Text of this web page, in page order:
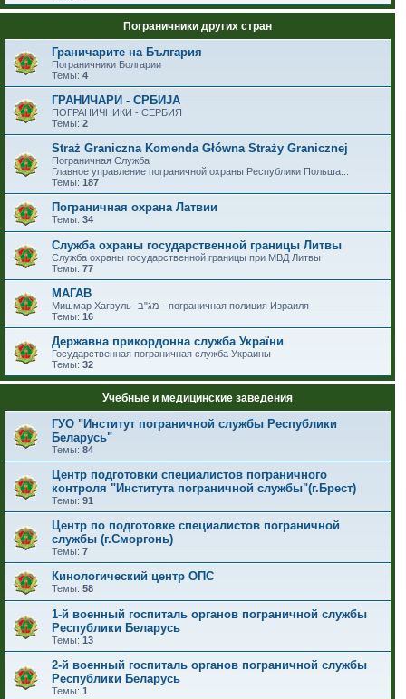
Пограничники других стран
Граничарите на България
Пограничники Болгарии
Темы: 4
ГРАНИЧАРИ - СРБИЈА
ПОГРАНИЧНИКИ - СЕРБИЯ
Темы: 2
Straż Graniczna Komenda Główna Straży Granicznej
Пограничная Служба
Главное управление пограничной охраны Республики Польша...
Темы: 187
Пограничная охрана Латвии
Темы: 34
Служба охраны государственной границы Литвы
Служба охраны государственной границы при МВД Литвы
Темы: 77
МАГАВ
Мишмар Хагвуль -מג"ב - пограничная полиция Израиля
Темы: 16
Державна прикордонна служба України
Государственная пограничная служба Украины
Темы: 32
Учебные и медицинские заведения
ГУО "Институт пограничной службы Республики
Беларусь"
Темы: 84
Центр подготовки специалистов пограничного
контроля "Института пограничной службы"(г.Брест)
Темы: 91
Центр по подготовке специалистов пограничной
службы (г.Сморгонь)
Темы: 7
Кинологический центр ОПС
Темы: 58
1-й военный госпиталь органов пограничной службы
Республики Беларусь
Темы: 13
2-й военный госпиталь органов пограничной службы
Республики Беларусь
Темы: 1